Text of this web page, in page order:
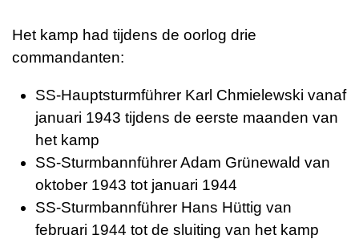
Het kamp had tijdens de oorlog drie
commandanten:
SS-Hauptsturmführer Karl Chmielewski vanaf
januari 1943 tijdens de eerste maanden van
het kamp
SS-Sturmbannführer Adam Grünewald van
oktober 1943 tot januari 1944
SS-Sturmbannführer Hans Hüttig van
februari 1944 tot de sluiting van het kamp